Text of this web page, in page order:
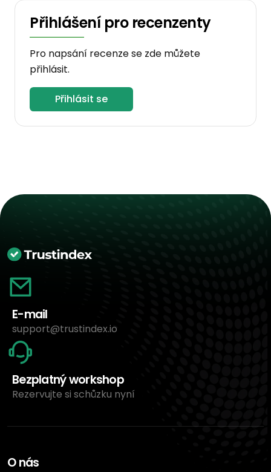
Přihlášení pro recenzenty
Pro napsání recenze se zde můžete
přihlásit.
Přihlásit se
E-mail
support@trustindex.io
Bezplatný workshop
Rezervujte si schůzku nyní
O nás